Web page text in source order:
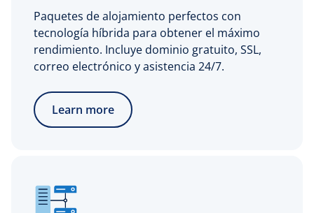
Paquetes de alojamiento perfectos con
tecnología híbrida para obtener el máximo
rendimiento. Incluye dominio gratuito, SSL,
correo electrónico y asistencia 24/7.
Learn more